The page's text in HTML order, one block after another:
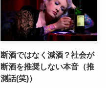
断酒ではなく減酒？社会が
断酒を推奨しない本音（推
測話(笑)）